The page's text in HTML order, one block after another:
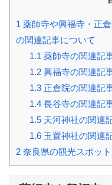
1 薬師寺や興福寺・正
の関連記事について
1.1 薬師寺の関連記
1.2興福寺の関連記
1.3正倉院の関連記
1.4長谷寺の関連記
1.5天河神社の関連
1.6玉置神社の関連
2 奈良県の観光スポッ